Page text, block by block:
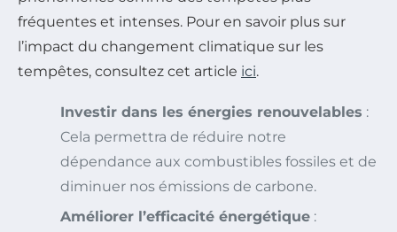
fréquentes et intenses. Pour en savoir plus sur
l’impact du changement climatique sur les
tempêtes, consultez cet article ici.
Investir dans les énergies renouvelables :
Cela permettra de réduire notre
dépendance aux combustibles fossiles et de
diminuer nos émissions de carbone.
Améliorer l’efficacité énergétique :